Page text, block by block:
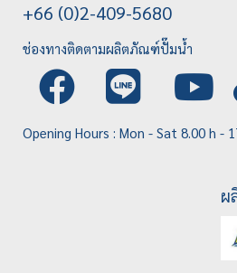
+66 (0)2-409-5680
ช่องทางติดตามผลิตภัณฑ์ปั๊มน้ำ
Opening Hours : Mon - Sat 8.00 h -
ผ